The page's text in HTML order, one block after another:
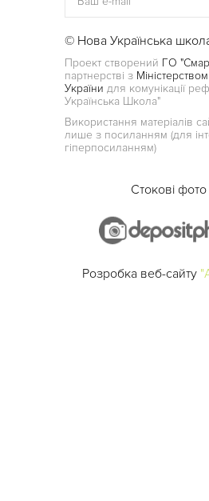
© Нова Українська
Проект створений ГО
партнерстві з
України для комунікації
Українська Школа"
Використання матеріалів
лише з посиланням (для
гіперпосиланням)
Стокові фото
Розробка веб-сайту